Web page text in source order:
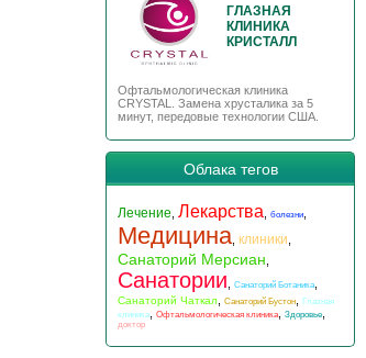
ГЛАЗНАЯ
КЛИНИКА
КРИСТАЛЛ
Офтальмологическая клиника
CRYSTAL. Замена хрусталика за 5
минут, передовые технологии США.
Облака тегов
Лечение Лекарства болезни
Медицина клиники
Санаторий Мерсиан
Санатории Санаторий Ботаника
Санаторий Чаткал Санаторий Бустон
Глазная
клиника
Офтальмологическая клиника Здоровье
доктор